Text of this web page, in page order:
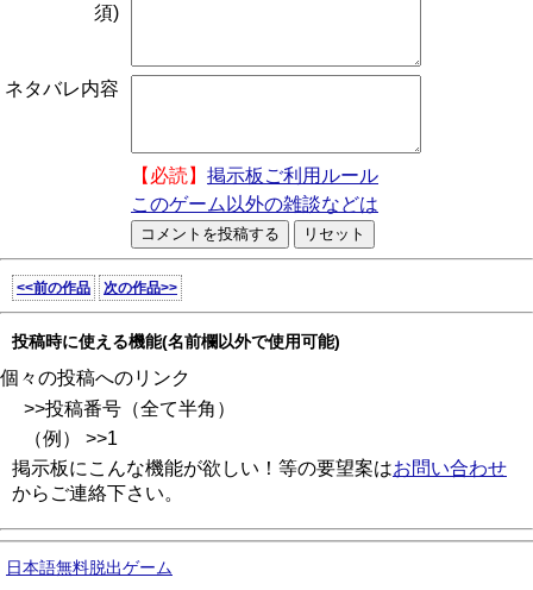
須)
ネタバレ内容
【必読】 掲示板ご利用ルール
このゲーム以外の雑談などは
<<前の作品 次の作品>>
投稿時に使える機能(名前欄以外で使用可能)
個々の投稿へのリンク
>>投稿番号（全て半角）
（例） >>1
掲示板にこんな機能が欲しい！等の要望案はお問い合わせ
からご連絡下さい。
日本語無料脱出ゲーム